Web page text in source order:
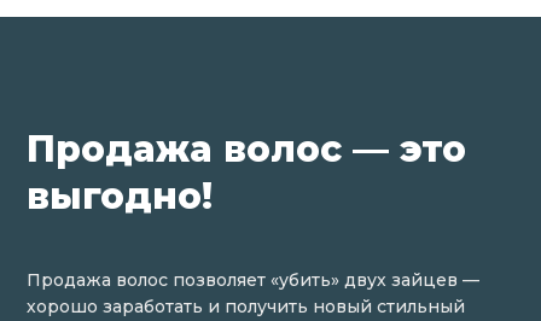
Продажа волос — это
выгодно!
Продажа волос позволяет «убить» двух зайцев —
хорошо заработать и получить новый стильный